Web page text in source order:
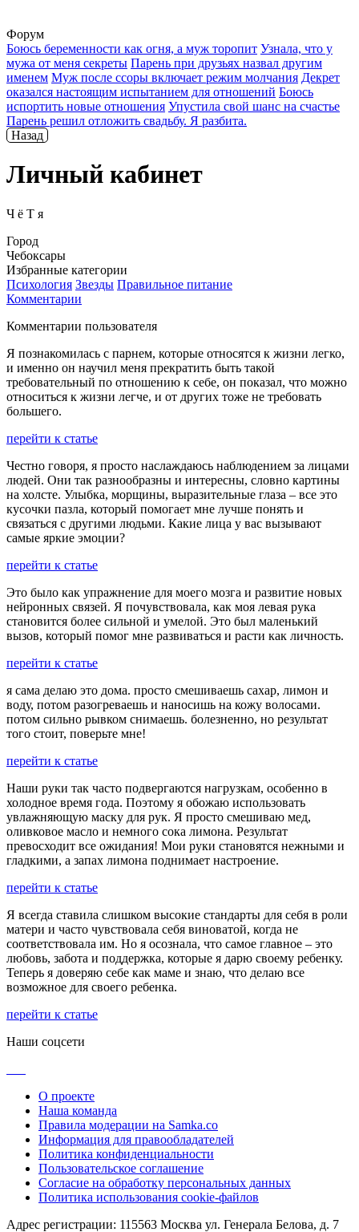
Форум
Боюсь беременности как огня, а муж торопит Узнала, что у
мужа от меня секреты Парень при друзьях назвал другим
именем Муж после ссоры включает режим молчания Декрет
оказался настоящим испытанием для отношений Боюсь
испортить новые отношения Упустила свой шанс на счастье
Парень решил отложить свадьбу. Я разбита.
Назад
Личный кабинет
Ч ё Т я
Город
Чебоксары
Избранные категории
Психология Звезды Правильное питание
Комментарии
Комментарии пользователя
Я познакомилась с парнем, которые относятся к жизни легко,
и именно он научил меня прекратить быть такой
требовательный по отношению к себе, он показал, что можно
относиться к жизни легче, и от других тоже не требовать
большего.
перейти к статье
Честно говоря, я просто наслаждаюсь наблюдением за лицами
людей. Они так разнообразны и интересны, словно картины
на холсте. Улыбка, морщины, выразительные глаза – все это
кусочки пазла, который помогает мне лучше понять и
связаться с другими людьми. Какие лица у вас вызывают
самые яркие эмоции?
перейти к статье
Это было как упражнение для моего мозга и развитие новых
нейронных связей. Я почувствовала, как моя левая рука
становится более сильной и умелой. Это был маленький
вызов, который помог мне развиваться и расти как личность.
перейти к статье
я сама делаю это дома. просто смешиваешь сахар, лимон и
воду, потом разогреваешь и наносишь на кожу волосами.
потом сильно рывком снимаешь. болезненно, но результат
того стоит, поверьте мне!
перейти к статье
Наши руки так часто подвергаются нагрузкам, особенно в
холодное время года. Поэтому я обожаю использовать
увлажняющую маску для рук. Я просто смешиваю мед,
оливковое масло и немного сока лимона. Результат
превосходит все ожидания! Мои руки становятся нежными и
гладкими, а запах лимона поднимает настроение.
перейти к статье
Я всегда ставила слишком высокие стандарты для себя в роли
матери и часто чувствовала себя виноватой, когда не
соответствовала им. Но я осознала, что самое главное – это
любовь, забота и поддержка, которые я дарю своему ребенку.
Теперь я доверяю себе как маме и знаю, что делаю все
возможное для своего ребенка.
перейти к статье
Наши соцсети
О проекте
Наша команда
Правила модерации на Samka.co
Информация для правообладателей
Политика конфиденциальности
Пользовательское соглашение
Согласие на обработку персональных данных
Политика использования cookie-файлов
Адрес регистрации: 115563 Москва ул. Генерала Белова, д. 7